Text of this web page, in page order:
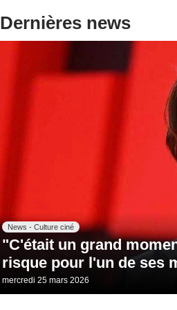
Dernières news
News - Culture ciné
"C'était un grand
risque pour l'un de ses
mercredi 25 mars 2026